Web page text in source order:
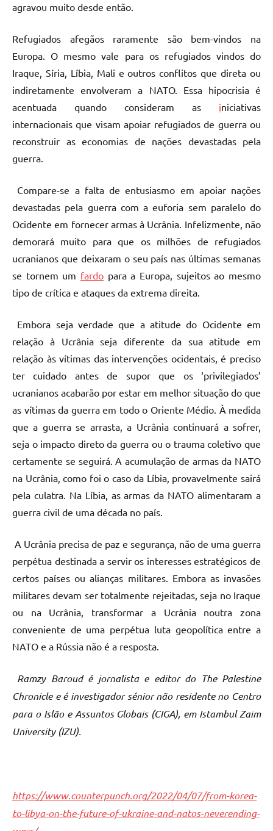
agravou muito desde então.
Refugiados afegãos raramente são bem-vindos na
Europa. O mesmo vale para os refugiados vindos do
Iraque, Síria, Líbia, Mali e outros conflitos que direta ou
indiretamente envolveram a NATO. Essa hipocrisia é
acentuada quando consideram as iniciativas
internacionais que visam apoiar refugiados de guerra ou
reconstruir as economias de nações devastadas pela
guerra.
Compare-se a falta de entusiasmo em apoiar nações
devastadas pela guerra com a euforia sem paralelo do
Ocidente em fornecer armas à Ucrânia. Infelizmente, não
demorará muito para que os milhões de refugiados
ucranianos que deixaram o seu país nas últimas semanas
se tornem um fardo para a Europa, sujeitos ao mesmo
tipo de crítica e ataques da extrema direita.
Embora seja verdade que a atitude do Ocidente em
relação à Ucrânia seja diferente da sua atitude em
relação às vítimas das intervenções ocidentais, é preciso
ter cuidado antes de supor que os ‘privilegiados’
ucranianos acabarão por estar em melhor situação do que
as vítimas da guerra em todo o Oriente Médio. À medida
que a guerra se arrasta, a Ucrânia continuará a sofrer,
seja o impacto direto da guerra ou o trauma coletivo que
certamente se seguirá. A acumulação de armas da NATO
na Ucrânia, como foi o caso da Líbia, provavelmente sairá
pela culatra. Na Líbia, as armas da NATO alimentaram a
guerra civil de uma década no país.
A Ucrânia precisa de paz e segurança, não de uma guerra
perpétua destinada a servir os interesses estratégicos de
certos países ou alianças militares. Embora as invasões
militares devam ser totalmente rejeitadas, seja no Iraque
ou na Ucrânia, transformar a Ucrânia noutra zona
conveniente de uma perpétua luta geopolítica entre a
NATO e a Rússia não é a resposta.
Ramzy Baroud é jornalista e editor do The Palestine
Chronicle e é investigador sénior não residente no Centro
para o Islão e Assuntos Globais (CIGA), em Istambul Zaim
University (IZU).
https://www.counterpunch.org/2022/04/07/from-korea-
to-libya-on-the-future-of-ukraine-and-natos-neverending-